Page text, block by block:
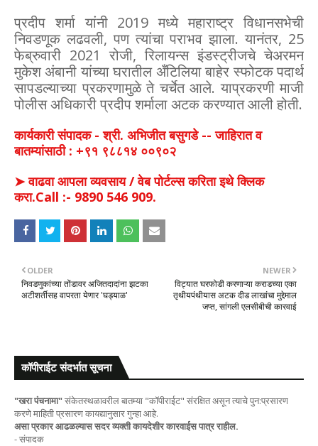
प्रदीप शर्मा यांनी 2019 मध्ये महाराष्ट्र विधानसभेची
निवडणूक लढवली, पण त्यांचा पराभव झाला. यानंतर, 25
फेब्रुवारी 2021 रोजी, रिलायन्स इंडस्ट्रीजचे चेअरमन
मुकेश अंबानी यांच्या घरातील अँटिलिया बाहेर स्फोटक पदार्थ
सापडल्याच्या प्रकरणामुळे ते चर्चेत आले. याप्रकरणी माजी
पोलीस अधिकारी प्रदीप शर्माला अटक करण्यात आली होती.
कार्यकारी संपादक - श्री. अभिजीत बसुगडे -- जाहिरात व
बातम्यांसाठी : +९१ ९८८१४ ००९०२
➤ वाढवा आपला व्यवसाय / वेब पोर्टल्स करिता इथे क्लिक
करा.Call :- 9890 546 909.
NEWER
विट्यात घरफोडी करणाऱ्या कराडच्या एका
तृथीयपंथीयास अटक दीड लाखांचा मुद्देमाल
जप्त, सांगली एलसीबीची कारवाई
OLDER
निवडणुकांच्या तोंडावर अजितदादांना झटका
अटीशर्तीसह वापरता येणार 'घड्याळ'
कॉपीराईट संदर्भात सूचना
"खरा पंचनामा"संकेतस्थळावरील बातम्या "कॉपीराईट" संरक्षित असून त्याचे पुन:प्रसारण
करणे माहिती प्रसारण कायद्यानुसार गुन्हा आहे.
असा प्रकार आढळल्यास सदर व्यक्ती कायदेशीर कारवाईस पात्र राहील.
- संपादक